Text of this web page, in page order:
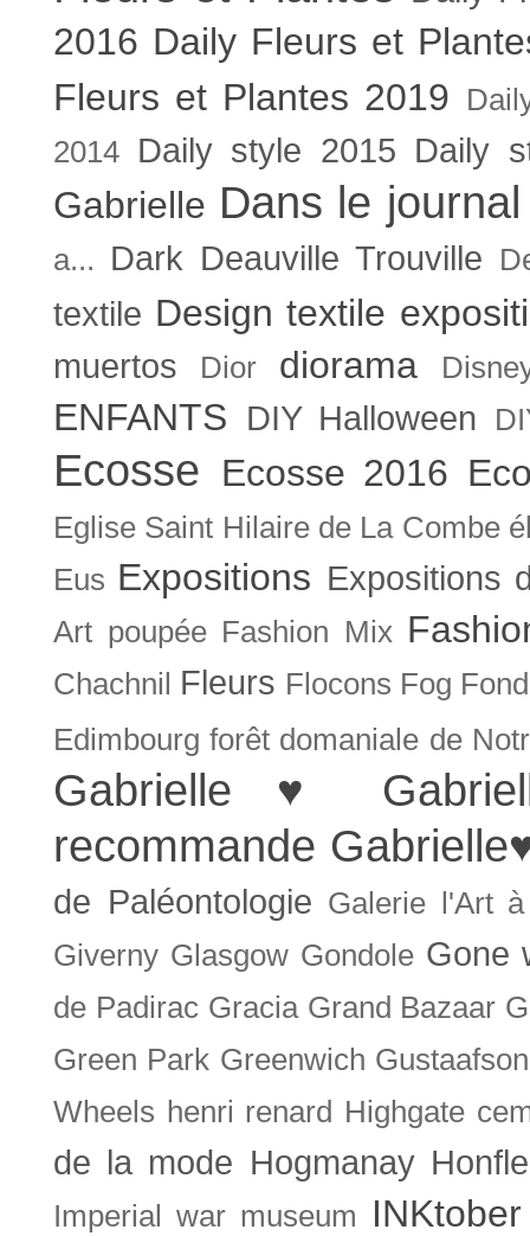
2016 Daily Fleurs et
Fleurs et Plantes 2019
2014
Daily style 2015 Daily
Gabrielle Dans le journal
a... Dark Deauville Trouville
textile Design textile
muertos Dior diorama
ENFANTS DIY Halloween
Ecosse Ecosse 2016
Eglise Saint Hilaire de La Combe
Eus Expositions Expositions
Art poupée Fashion Mix
Chachnil Fleurs Flocons Fog
Edimbourg forêt domaniale de
Gabrielle ♥
recommande
de Paléontologie Galerie l'Art
Giverny Glasgow Gondole Gone
de Padirac Gracia Grand Bazaar
Green Park Greenwich Gustaafson
Wheels henri renard Highgate
de la mode Hogmanay
Imperial war museum INKtober